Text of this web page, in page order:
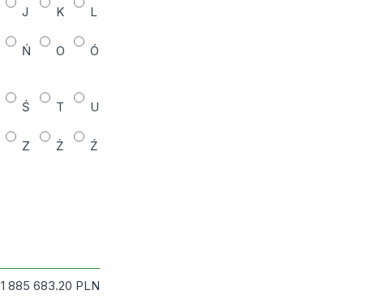
J K L
Ń O Ó
Ś T U
Z Ż Ź
1 885 683.20 PLN